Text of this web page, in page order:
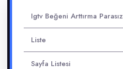
Igtv Beğeni Arttırma Parasız
Liste
Sayfa Listesi